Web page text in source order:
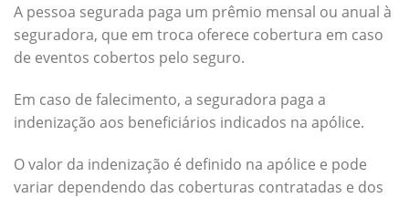
A pessoa segurada paga um prêmio mensal ou anual à
seguradora, que em troca oferece cobertura em caso
de eventos cobertos pelo seguro.
Em caso de falecimento, a seguradora paga a
indenização aos beneficiários indicados na apólice.
O valor da indenização é definido na apólice e pode
variar dependendo das coberturas contratadas e dos